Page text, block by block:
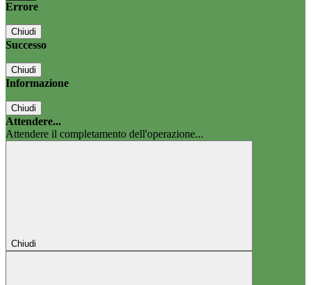
Errore
Chiudi
Successo
Chiudi
Informazione
Chiudi
Attendere...
Attendere il completamento dell'operazione...
Chiudi